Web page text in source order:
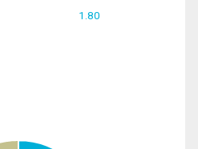
1.80